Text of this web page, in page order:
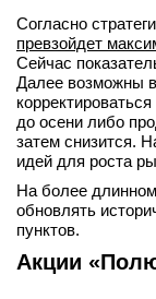
Согласно
превзойдет
Сейчас
Далее возможны
до осени либо
затем снизится.
идей для роста
На более длинном
обновлять
пунктов.
Акции